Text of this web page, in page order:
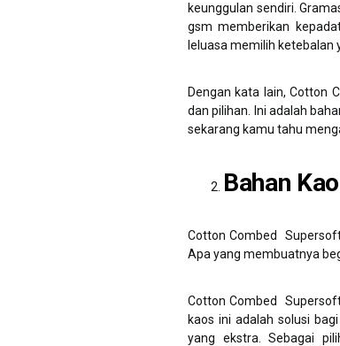
keunggulan sendiri.
gsm memberikan
leluasa memilih ketebalan
Dengan kata lain, Cotton
dan pilihan. Ini adalah
sekarang kamu tahu
Bahan
Cotton Combed
Apa yang membuatnya
Cotton Combed
kaos ini adalah solusi
yang ekstra. Sebagai